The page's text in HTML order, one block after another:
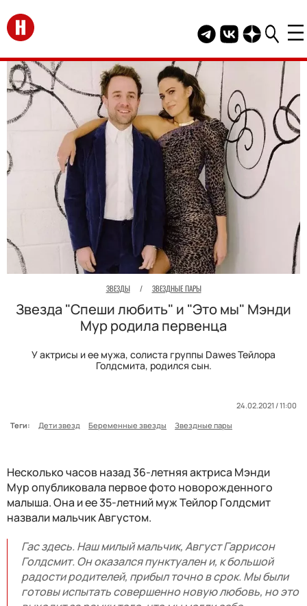
Перейти на главную
Telegram канал
Группа HELLO
Канал
ЗВЕЗДЫ / ЗВЕЗДНЫЕ ПАРЫ
Звезда "Спеши любить" и "Это мы" Мэнди
Мур родила первенца
У актрисы и ее мужа, солиста группы Dawes Тейлора
Голдсмита, родился сын.
24.02.2021 / 11:00
Теги:
Дети звезд Беременные звезды Звездные пары
Несколько часов назад 36-летняя актриса Мэнди
Мур опубликовала первое фото новорожденного
малыша. Она и ее 35-летний муж Тейлор Голдсмит
назвали мальчик Августом.
Гас здесь. Наш милый мальчик, Август Гаррисон
Голдсмит. Он оказался пунктуален и, к большой
радости родителей, прибыл точно в срок. Мы были
готовы испытать совершенно новую любовь, но это